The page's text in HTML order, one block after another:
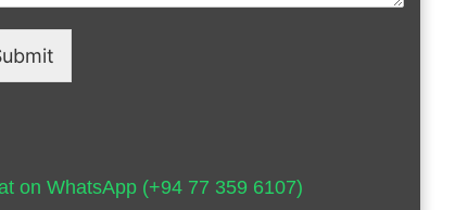
on WhatsApp (+94 77 359 6107)